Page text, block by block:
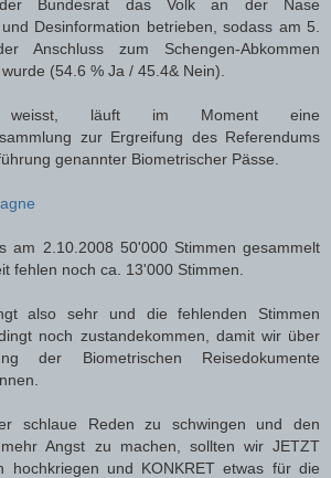
Bundesrat das Volk an der Nase
Desinformation betrieben, sodass am 5.
Anschluss zum Schengen-Abkommen
(54.6 % Ja / 45.4& Nein).
läuft im Moment eine
zur Ergreifung des Referendums
genannter Biometrischer Pässe.
am 2.10.2008 50'000 Stimmen gesammelt
fehlen noch ca. 13'000 Stimmen.
also sehr und die fehlenden Stimmen
noch zustandekommen, damit wir über
der Biometrischen Reisedokumente
schlaue Reden zu schwingen und den
Angst zu machen, sollten wir JETZT
hochkriegen und KONKRET etwas für die